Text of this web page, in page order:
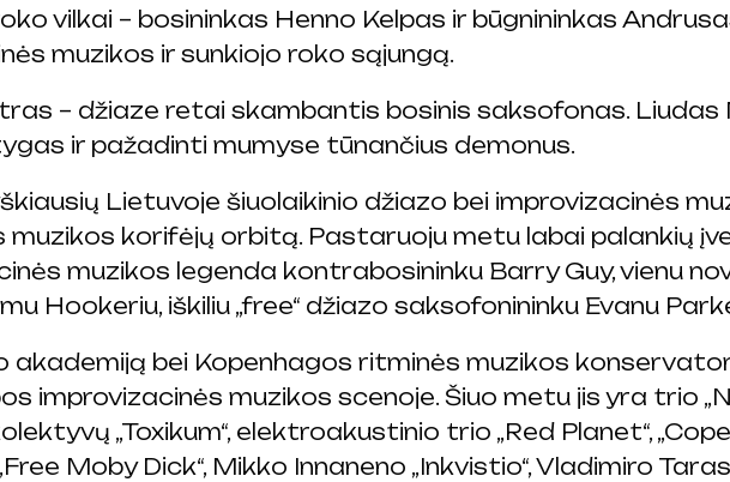
vilkai – bosininkas Henno Kelpas ir būgnininkas
muzikos ir sunkiojo roko sąjungą.
– džiaze retai skambantis bosinis saksofonas. Liudas
ir pažadinti mumyse tūnančius demonus.
Lietuvoje šiuolaikinio džiazo bei improvizacinės
muzikos korifėjų orbitą. Pastaruoju metu labai palankių
muzikos legenda kontrabosininku Barry Guy, vienu
Hookeriu, iškiliu „free“ džiazo saksofonininku Evanu
bei Kopenhagos ritminės muzikos
improvizacinės muzikos scenoje. Šiuo metu jis yra trio
„Toxikum“, elektroakustinio trio „Red Planet“,
„Free Moby Dick“, Mikko Innaneno „Inkvistio“, Vladimiro